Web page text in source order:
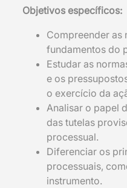
Objetivos específicos:
Compreender as
fundamentos do
Estudar as
e os
o exercício da
Analisar o papel
das tutelas
processual.
Diferenciar os
processuais,
instrumento.